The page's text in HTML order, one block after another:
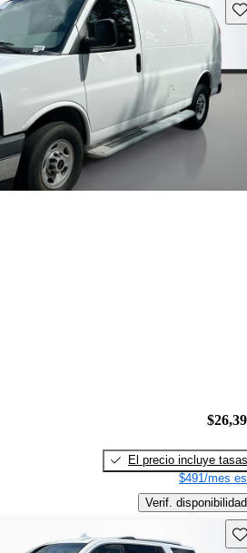
El precio incluye tasas
$491/mes
Verif. disponibilidad